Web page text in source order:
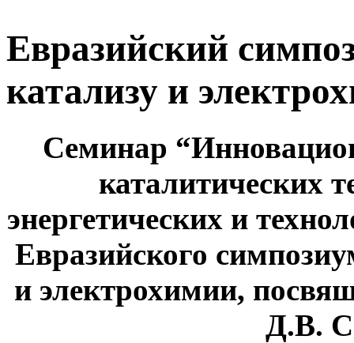
Евразийский
катализу и
Семинар
каталитических
энергетических и
Евразийского
и электрохимии,
Д.В.